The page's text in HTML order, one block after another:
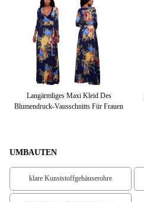
Langärmliges Maxi Kleid Des
Blumendruck-Vausschnitts Für Frauen
UMBAUTEN
klare Kunststoffgehäuserohre